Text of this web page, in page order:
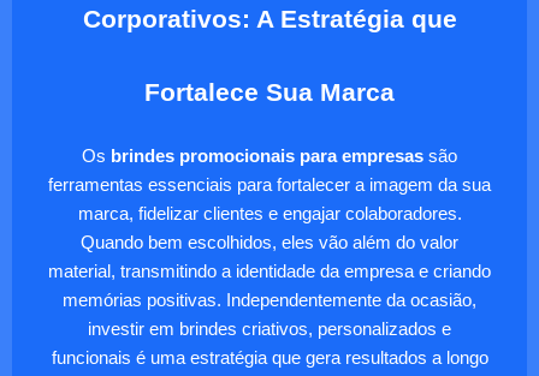
Corporativos: A Estratégia que
Fortalece Sua Marca
Os brindes promocionais para empresas são
ferramentas essenciais para fortalecer a imagem da sua
marca, fidelizar clientes e engajar colaboradores.
Quando bem escolhidos, eles vão além do valor
material, transmitindo a identidade da empresa e criando
memórias positivas. Independentemente da ocasião,
investir em brindes criativos, personalizados e
funcionais é uma estratégia que gera resultados a longo